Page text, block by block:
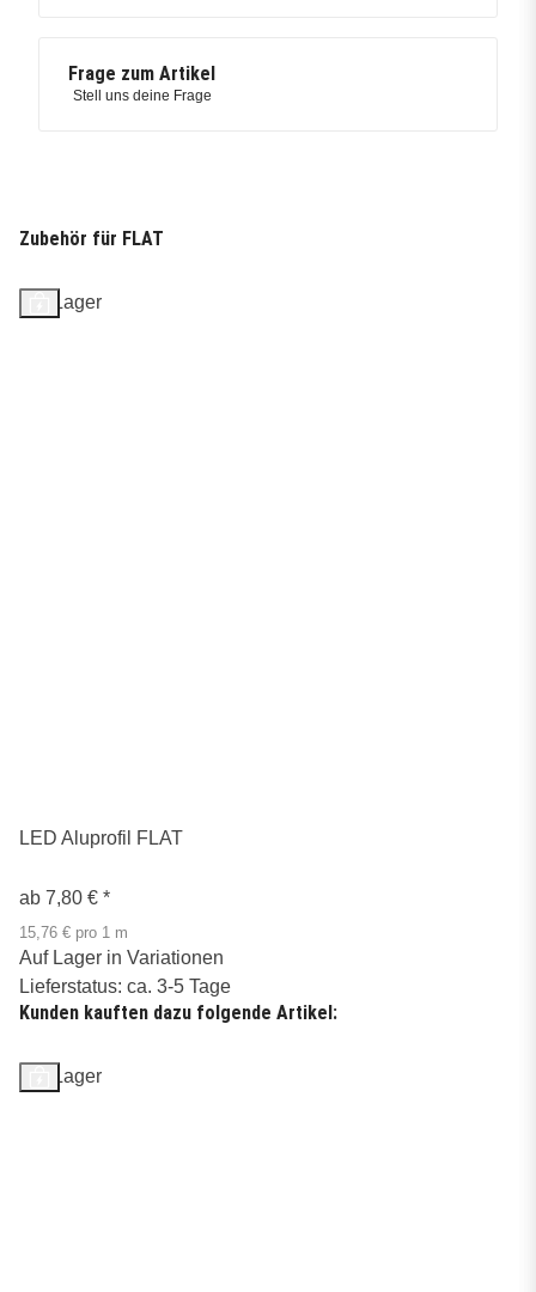
Frage zum Artikel
Stell uns deine Frage
Zubehör für FLAT
Auf Lager
LED Aluprofil FLAT
ab 7,80 € *
15,76 € pro 1 m
Auf Lager in Variationen
Lieferstatus: ca. 3-5 Tage
Kunden kauften dazu folgende Artikel:
Auf Lager